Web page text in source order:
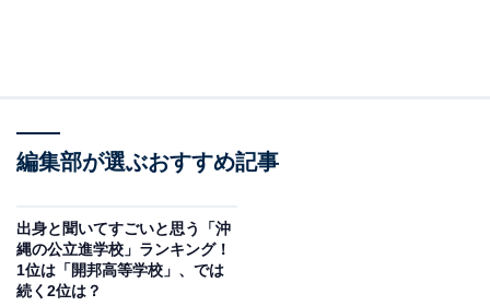
編集部が選ぶおすすめ記事
出身と聞いてすごいと思う「沖
縄の公立進学校」ランキング！
1位は「開邦高等学校」、では
続く2位は？